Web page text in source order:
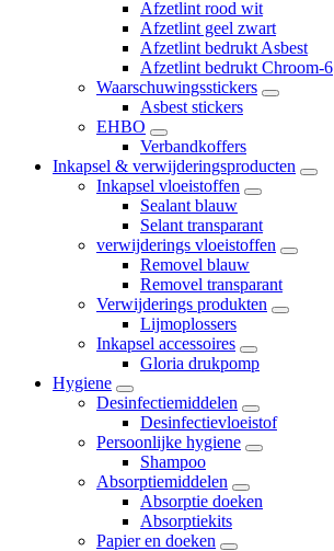
Afzetlint rood wit
Afzetlint geel zwart
Afzetlint bedrukt Asbest
Afzetlint bedrukt Chroom-6
Waarschuwingsstickers
Asbest stickers
EHBO
Verbandkoffers
Inkapsel & verwijderingsproducten
Inkapsel vloeistoffen
Sealant blauw
Selant transparant
verwijderings vloeistoffen
Removel blauw
Removel transparant
Verwijderings produkten
Lijmoplossers
Inkapsel accessoires
Gloria drukpomp
Hygiene
Desinfectiemiddelen
Desinfectievloeistof
Persoonlijke hygiene
Shampoo
Absorptiemiddelen
Absorptie doeken
Absorptiekits
Papier en doeken